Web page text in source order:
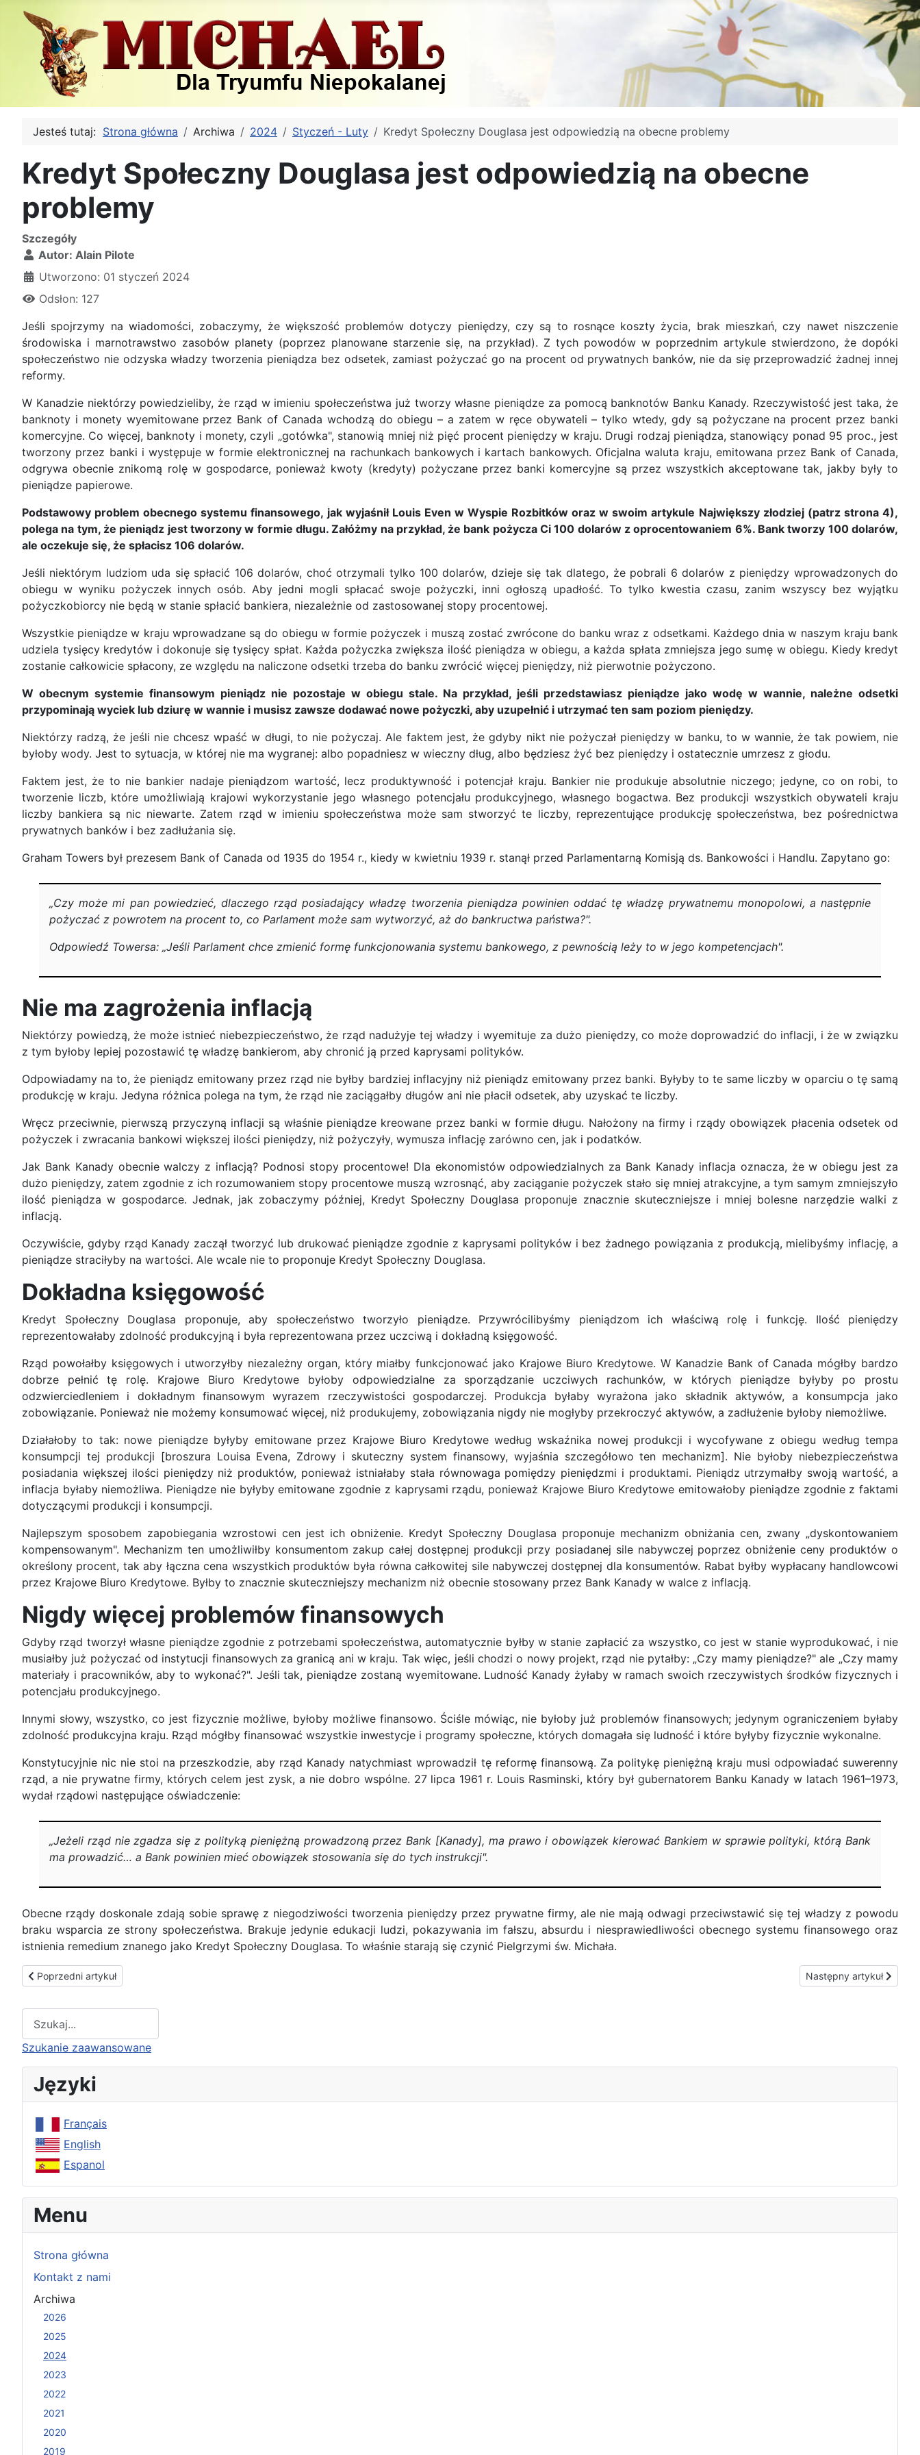
Jesteś tutaj: Strona główna Archiwa 2024 Styczeń - Luty Kredyt Społeczny Douglasa jest odpowiedzią na obecne problemy
Kredyt Społeczny Douglasa jest odpowiedzią na obecne
problemy
Szczegóły
Autor: Alain Pilote
Utworzono: 01 styczeń 2024
Odsłon: 127
Jeśli spojrzymy na wiadomości, zobaczymy, że większość problemów dotyczy pieniędzy, czy są to rosnące koszty życia, brak mieszkań, czy nawet niszczenie
środowiska i marnotrawstwo zasobów planety (poprzez planowane starzenie się, na przykład). Z tych powodów w poprzednim artykule stwierdzono, że dopóki
społeczeństwo nie odzyska władzy tworzenia pieniądza bez odsetek, zamiast pożyczać go na procent od prywatnych banków, nie da się przeprowadzić żadnej innej
reformy.
W Kanadzie niektórzy powiedzieliby, że rząd w imieniu społeczeństwa już tworzy własne pieniądze za pomocą banknotów Banku Kanady. Rzeczywistość jest taka, że
banknoty i monety wyemitowane przez Bank of Canada wchodzą do obiegu – a zatem w ręce obywateli – tylko wtedy, gdy są pożyczane na procent przez banki
komercyjne. Co więcej, banknoty i monety, czyli „gotówka", stanowią mniej niż pięć procent pieniędzy w kraju. Drugi rodzaj pieniądza, stanowiący ponad 95 proc., jest
tworzony przez banki i występuje w formie elektronicznej na rachunkach bankowych i kartach bankowych. Oficjalna waluta kraju, emitowana przez Bank of Canada,
odgrywa obecnie znikomą rolę w gospodarce, ponieważ kwoty (kredyty) pożyczane przez banki komercyjne są przez wszystkich akceptowane tak, jakby były to
pieniądze papierowe.
Podstawowy problem obecnego systemu finansowego, jak wyjaśnił Louis Even w Wyspie Rozbitków oraz w swoim artykule Największy złodziej (patrz strona 4),
polega na tym, że pieniądz jest tworzony w formie długu. Załóżmy na przykład, że bank pożycza Ci 100 dolarów z oprocentowaniem 6%. Bank tworzy 100 dolarów,
ale oczekuje się, że spłacisz 106 dolarów.
Jeśli niektórym ludziom uda się spłacić 106 dolarów, choć otrzymali tylko 100 dolarów, dzieje się tak dlatego, że pobrali 6 dolarów z pieniędzy wprowadzonych do
obiegu w wyniku pożyczek innych osób. Aby jedni mogli spłacać swoje pożyczki, inni ogłoszą upadłość. To tylko kwestia czasu, zanim wszyscy bez wyjątku
pożyczkobiorcy nie będą w stanie spłacić bankiera, niezależnie od zastosowanej stopy procentowej.
Wszystkie pieniądze w kraju wprowadzane są do obiegu w formie pożyczek i muszą zostać zwrócone do banku wraz z odsetkami. Każdego dnia w naszym kraju bank
udziela tysięcy kredytów i dokonuje się tysięcy spłat. Każda pożyczka zwiększa ilość pieniądza w obiegu, a każda spłata zmniejsza jego sumę w obiegu. Kiedy kredyt
zostanie całkowicie spłacony, ze względu na naliczone odsetki trzeba do banku zwrócić więcej pieniędzy, niż pierwotnie pożyczono.
W obecnym systemie finansowym pieniądz nie pozostaje w obiegu stale. Na przykład, jeśli przedstawiasz pieniądze jako wodę w wannie, należne odsetki
przypominają wyciek lub dziurę w wannie i musisz zawsze dodawać nowe pożyczki, aby uzupełnić i utrzymać ten sam poziom pieniędzy.
Niektórzy radzą, że jeśli nie chcesz wpaść w długi, to nie pożyczaj. Ale faktem jest, że gdyby nikt nie pożyczał pieniędzy w banku, to w wannie, że tak powiem, nie
byłoby wody. Jest to sytuacja, w której nie ma wygranej: albo popadniesz w wieczny dług, albo będziesz żyć bez pieniędzy i ostatecznie umrzesz z głodu.
Faktem jest, że to nie bankier nadaje pieniądzom wartość, lecz produktywność i potencjał kraju. Bankier nie produkuje absolutnie niczego; jedyne, co on robi, to
tworzenie liczb, które umożliwiają krajowi wykorzystanie jego własnego potencjału produkcyjnego, własnego bogactwa. Bez produkcji wszystkich obywateli kraju
liczby bankiera są nic niewarte. Zatem rząd w imieniu społeczeństwa może sam stworzyć te liczby, reprezentujące produkcję społeczeństwa, bez pośrednictwa
prywatnych banków i bez zadłużania się.
Graham Towers był prezesem Bank of Canada od 1935 do 1954 r., kiedy w kwietniu 1939 r. stanął przed Parlamentarną Komisją ds. Bankowości i Handlu. Zapytano go:
„Czy może mi pan powiedzieć, dlaczego rząd posiadający władzę tworzenia pieniądza powinien oddać tę władzę prywatnemu monopolowi, a następnie
pożyczać z powrotem na procent to, co Parlament może sam wytworzyć, aż do bankructwa państwa?".
Odpowiedź Towersa: „Jeśli Parlament chce zmienić formę funkcjonowania systemu bankowego, z pewnością leży to w jego kompetencjach".
Nie ma zagrożenia inflacją
Niektórzy powiedzą, że może istnieć niebezpieczeństwo, że rząd nadużyje tej władzy i wyemituje za dużo pieniędzy, co może doprowadzić do inflacji, i że w związku
z tym byłoby lepiej pozostawić tę władzę bankierom, aby chronić ją przed kaprysami polityków.
Odpowiadamy na to, że pieniądz emitowany przez rząd nie byłby bardziej inflacyjny niż pieniądz emitowany przez banki. Byłyby to te same liczby w oparciu o tę samą
produkcję w kraju. Jedyna różnica polega na tym, że rząd nie zaciągałby długów ani nie płacił odsetek, aby uzyskać te liczby.
Wręcz przeciwnie, pierwszą przyczyną inflacji są właśnie pieniądze kreowane przez banki w formie długu. Nałożony na firmy i rządy obowiązek płacenia odsetek od
pożyczek i zwracania bankowi większej ilości pieniędzy, niż pożyczyły, wymusza inflację zarówno cen, jak i podatków.
Jak Bank Kanady obecnie walczy z inflacją? Podnosi stopy procentowe! Dla ekonomistów odpowiedzialnych za Bank Kanady inflacja oznacza, że w obiegu jest za
dużo pieniędzy, zatem zgodnie z ich rozumowaniem stopy procentowe muszą wzrosnąć, aby zaciąganie pożyczek stało się mniej atrakcyjne, a tym samym zmniejszyło
ilość pieniądza w gospodarce. Jednak, jak zobaczymy później, Kredyt Społeczny Douglasa proponuje znacznie skuteczniejsze i mniej bolesne narzędzie walki z
inflacją.
Oczywiście, gdyby rząd Kanady zaczął tworzyć lub drukować pieniądze zgodnie z kaprysami polityków i bez żadnego powiązania z produkcją, mielibyśmy inflację, a
pieniądze straciłyby na wartości. Ale wcale nie to proponuje Kredyt Społeczny Douglasa.
Dokładna księgowość
Kredyt Społeczny Douglasa proponuje, aby społeczeństwo tworzyło pieniądze. Przywrócilibyśmy pieniądzom ich właściwą rolę i funkcję. Ilość pieniędzy
reprezentowałaby zdolność produkcyjną i była reprezentowana przez uczciwą i dokładną księgowość.
Rząd powołałby księgowych i utworzyłby niezależny organ, który miałby funkcjonować jako Krajowe Biuro Kredytowe. W Kanadzie Bank of Canada mógłby bardzo
dobrze pełnić tę rolę. Krajowe Biuro Kredytowe byłoby odpowiedzialne za sporządzanie uczciwych rachunków, w których pieniądze byłyby po prostu
odzwierciedleniem i dokładnym finansowym wyrazem rzeczywistości gospodarczej. Produkcja byłaby wyrażona jako składnik aktywów, a konsumpcja jako
zobowiązanie. Ponieważ nie możemy konsumować więcej, niż produkujemy, zobowiązania nigdy nie mogłyby przekroczyć aktywów, a zadłużenie byłoby niemożliwe.
Działałoby to tak: nowe pieniądze byłyby emitowane przez Krajowe Biuro Kredytowe według wskaźnika nowej produkcji i wycofywane z obiegu według tempa
konsumpcji tej produkcji [broszura Louisa Evena, Zdrowy i skuteczny system finansowy, wyjaśnia szczegółowo ten mechanizm]. Nie byłoby niebezpieczeństwa
posiadania większej ilości pieniędzy niż produktów, ponieważ istniałaby stała równowaga pomiędzy pieniędzmi i produktami. Pieniądz utrzymałby swoją wartość, a
inflacja byłaby niemożliwa. Pieniądze nie byłyby emitowane zgodnie z kaprysami rządu, ponieważ Krajowe Biuro Kredytowe emitowałoby pieniądze zgodnie z faktami
dotyczącymi produkcji i konsumpcji.
Najlepszym sposobem zapobiegania wzrostowi cen jest ich obniżenie. Kredyt Społeczny Douglasa proponuje mechanizm obniżania cen, zwany „dyskontowaniem
kompensowanym". Mechanizm ten umożliwiłby konsumentom zakup całej dostępnej produkcji przy posiadanej sile nabywczej poprzez obniżenie ceny produktów o
określony procent, tak aby łączna cena wszystkich produktów była równa całkowitej sile nabywczej dostępnej dla konsumentów. Rabat byłby wypłacany handlowcowi
przez Krajowe Biuro Kredytowe. Byłby to znacznie skuteczniejszy mechanizm niż obecnie stosowany przez Bank Kanady w walce z inflacją.
Nigdy więcej problemów finansowych
Gdyby rząd tworzył własne pieniądze zgodnie z potrzebami społeczeństwa, automatycznie byłby w stanie zapłacić za wszystko, co jest w stanie wyprodukować, i nie
musiałby już pożyczać od instytucji finansowych za granicą ani w kraju. Tak więc, jeśli chodzi o nowy projekt, rząd nie pytałby: „Czy mamy pieniądze?" ale „Czy mamy
materiały i pracowników, aby to wykonać?". Jeśli tak, pieniądze zostaną wyemitowane. Ludność Kanady żyłaby w ramach swoich rzeczywistych środków fizycznych i
potencjału produkcyjnego.
Innymi słowy, wszystko, co jest fizycznie możliwe, byłoby możliwe finansowo. Ściśle mówiąc, nie byłoby już problemów finansowych; jedynym ograniczeniem byłaby
zdolność produkcyjna kraju. Rząd mógłby finansować wszystkie inwestycje i programy społeczne, których domagała się ludność i które byłyby fizycznie wykonalne.
Konstytucyjnie nic nie stoi na przeszkodzie, aby rząd Kanady natychmiast wprowadził tę reformę finansową. Za politykę pieniężną kraju musi odpowiadać suwerenny
rząd, a nie prywatne firmy, których celem jest zysk, a nie dobro wspólne. 27 lipca 1961 r. Louis Rasminski, który był gubernatorem Banku Kanady w latach 1961–1973,
wydał rządowi następujące oświadczenie:
„Jeżeli rząd nie zgadza się z polityką pieniężną prowadzoną przez Bank [Kanady], ma prawo i obowiązek kierować Bankiem w sprawie polityki, którą Bank
ma prowadzić… a Bank powinien mieć obowiązek stosowania się do tych instrukcji".
Obecne rządy doskonale zdają sobie sprawę z niegodziwości tworzenia pieniędzy przez prywatne firmy, ale nie mają odwagi przeciwstawić się tej władzy z powodu
braku wsparcia ze strony społeczeństwa. Brakuje jedynie edukacji ludzi, pokazywania im fałszu, absurdu i niesprawiedliwości obecnego systemu finansowego oraz
istnienia remedium znanego jako Kredyt Społeczny Douglasa. To właśnie starają się czynić Pielgrzymi św. Michała.
Poprzedni artykuł: Katolicy nie mogą należeć do masonerii
Poprzedni artykuł Następny artykuł:
Następny artykuł
Type 2 or more characters for results.
Szukanie zaawansowane
Języki
Français
English
Espanol
Menu
Strona główna
Kontakt z nami
Archiwa
2026
2025
2024
2023
2022
2021
2020
2019